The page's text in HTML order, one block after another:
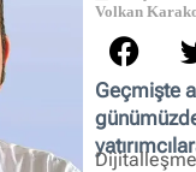
Volkan
Geçmişte